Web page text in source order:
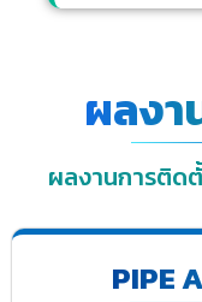
ผลงา
ผลงานการติด
PIPE